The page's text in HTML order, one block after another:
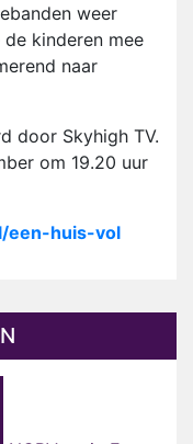
weer
kinderen mee
naar
door Skyhigh TV.
om 19.20 uur
een-huis-vol